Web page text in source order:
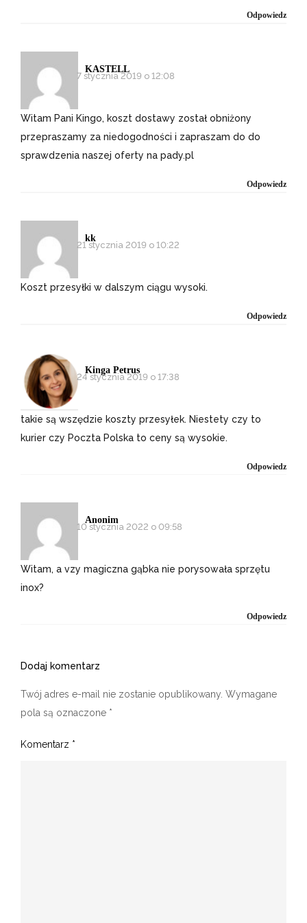
Odpowiedz
KASTELL
7 stycznia 2019 o 12:08
Witam Pani Kingo, koszt dostawy został obniżony
przepraszamy za niedogodności i zapraszam do do
sprawdzenia naszej oferty na pady.pl
Odpowiedz
kk
21 stycznia 2019 o 10:22
Koszt przesyłki w dalszym ciągu wysoki.
Odpowiedz
Kinga Petrus
24 stycznia 2019 o 17:38
takie są wszędzie koszty przesyłek. Niestety czy to
kurier czy Poczta Polska to ceny są wysokie.
Odpowiedz
Anonim
10 stycznia 2022 o 09:58
Witam, a vzy magiczna gąbka nie porysowała sprzętu
inox?
Odpowiedz
Dodaj komentarz
Twój adres e-mail nie zostanie opublikowany. Wymagane
pola są oznaczone *
Komentarz *